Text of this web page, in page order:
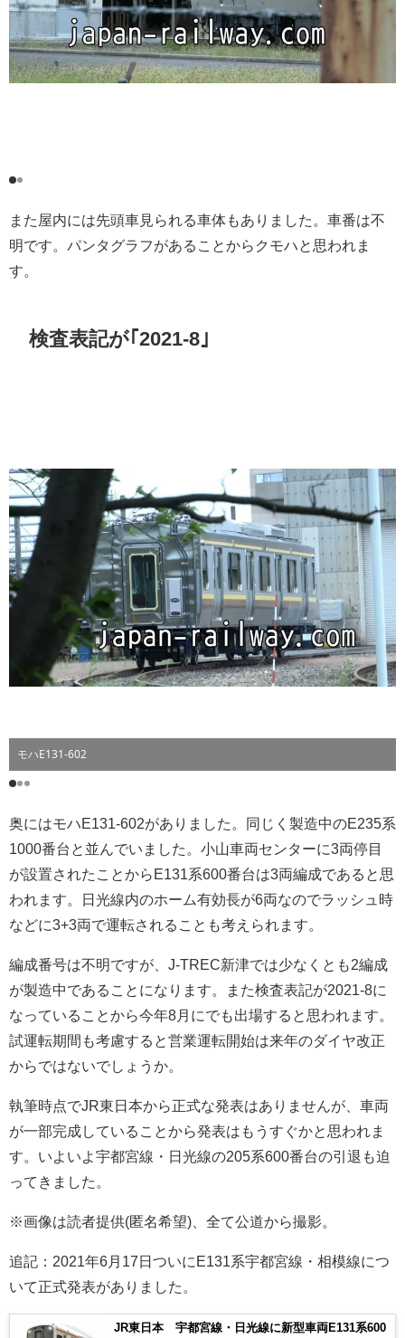
また屋内には先頭車見られる車体もありました。車番は不
明です。パンタグラフがあることからクモハと思われま
す。
検査表記が｢2021-8｣
モハE131-602
奥にはモハE131-602がありました。同じく製造中のE235系
1000番台と並んでいました。小山車両センターに3両停目
が設置されたことからE131系600番台は3両編成であると思
われます。日光線内のホーム有効長が6両なのでラッシュ時
などに3+3両で運転されることも考えられます。
編成番号は不明ですが、J-TREC新津では少なくとも2編成
が製造中であることになります。また検査表記が2021-8に
なっていることから今年8月にでも出場すると思われます。
試運転期間も考慮すると営業運転開始は来年のダイヤ改正
からではないでしょうか。
執筆時点でJR東日本から正式な発表はありませんが、車両
が一部完成していることから発表はもうすぐかと思われま
す。いよいよ宇都宮線・日光線の205系600番台の引退も迫
ってきました。
※画像は読者提供(匿名希望)、全て公道から撮影。
追記：2021年6月17日ついにE131系宇都宮線・相模線につ
いて正式発表がありました。
JR東日本 宇都宮線・日光線に新型車両E131系600